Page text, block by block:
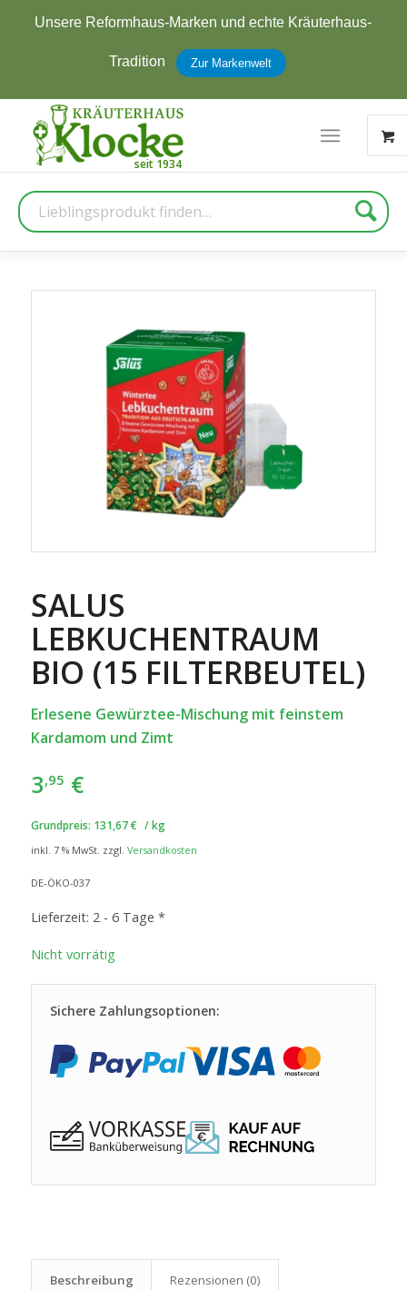
Unsere Reformhaus-Marken und echte Kräuterhaus-
Tradition Zur Markenwelt
Suche
SALUS
LEBKUCHENTRAUM
BIO (15 FILTERBEUTEL)
Erlesene Gewürztee-Mischung mit feinstem
Kardamom und Zimt
3,95 €
Grundpreis: 131,67€ /kg
inkl. 7 % MwSt. zzgl. Versandkosten
DE-ÖKO-037
Lieferzeit: 2 - 6 Tage *
Nicht vorrätig
Sichere Zahlungsoptionen:
Beschreibung Rezensionen (0)